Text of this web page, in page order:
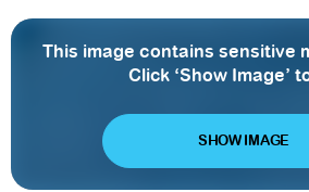
This image contains sensitive
Click ‘Show Image’
SHOW IMAGE